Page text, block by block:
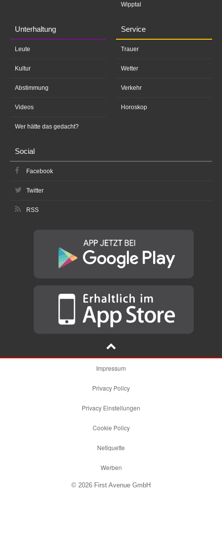
Wipptal
Unterhaltung
Leute
Kultur
Abstimmung
Videos
Wer hätte das gedacht?
Service
Trauer
Wetter
Verkehr
Horoskop
Social
Facebook
Twitter
RSS
Impressum
Privacy Policy
Privacy Einstellungen
Cookie Policy
Netiquette
Werben
© 2026 First Avenue GmbH